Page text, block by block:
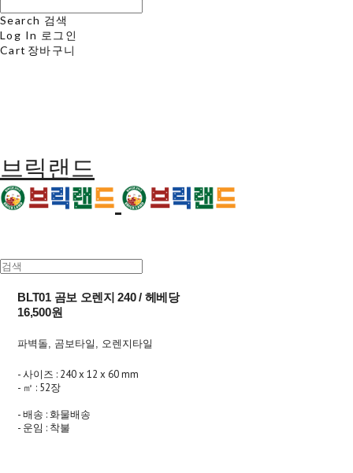
Search 검색
Log In 로그인
Cart 장바구니
브릭랜드
BLT01 곰보 오렌지 240 / 헤베당
16,500원
파벽돌, 곰보타일, 오렌지타일
- 사이즈 : 240 x 12 x 60 mm
- ㎡ : 52장
- 배송 : 화물배송
- 운임 : 착불